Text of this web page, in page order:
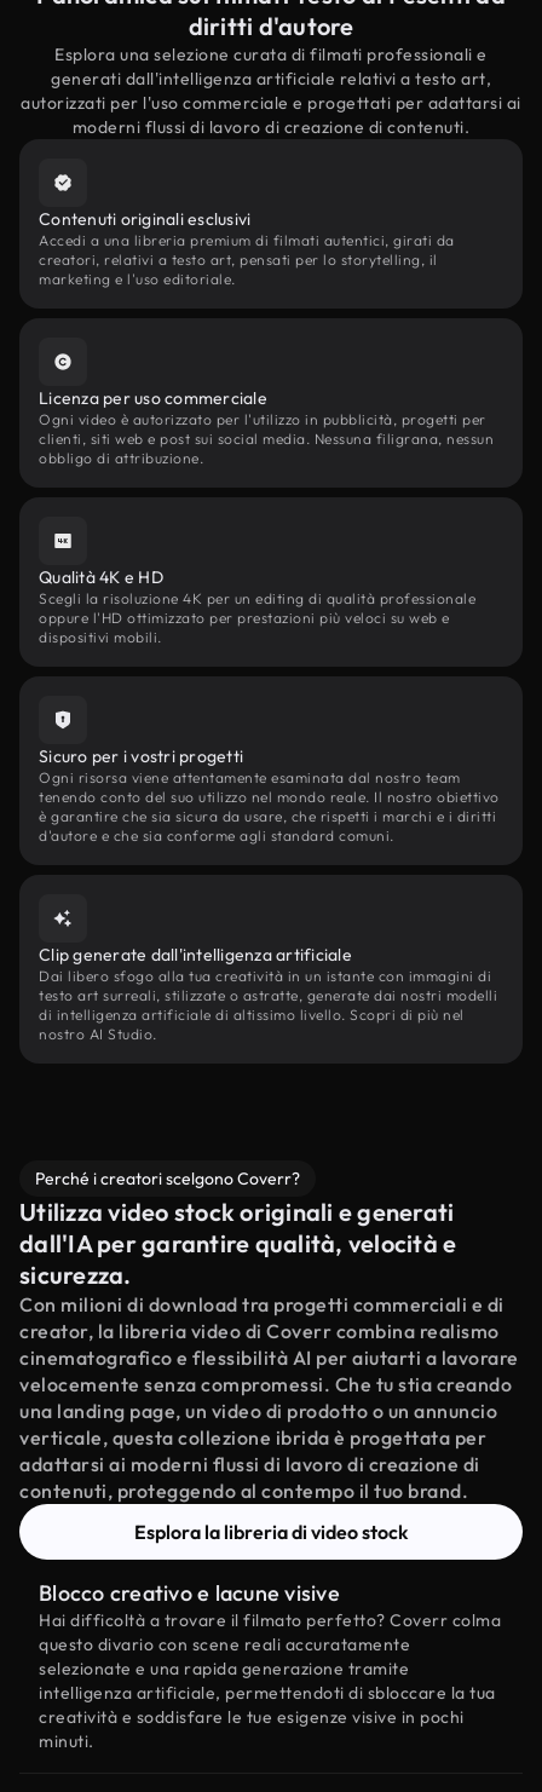
diritti d'autore
Esplora una selezione curata di filmati professionali e
generati dall'intelligenza artificiale relativi a testo art,
autorizzati per l'uso commerciale e progettati per adattarsi ai
moderni flussi di lavoro di creazione di contenuti.
Contenuti originali esclusivi
Accedi a una libreria premium di filmati autentici, girati da
creatori, relativi a testo art, pensati per lo storytelling, il
marketing e l'uso editoriale.
Licenza per uso commerciale
Ogni video è autorizzato per l'utilizzo in pubblicità, progetti per
clienti, siti web e post sui social media. Nessuna filigrana, nessun
obbligo di attribuzione.
Qualità 4K e HD
Scegli la risoluzione 4K per un editing di qualità professionale
oppure l'HD ottimizzato per prestazioni più veloci su web e
dispositivi mobili.
Sicuro per i vostri progetti
Ogni risorsa viene attentamente esaminata dal nostro team
tenendo conto del suo utilizzo nel mondo reale. Il nostro obiettivo
è garantire che sia sicura da usare, che rispetti i marchi e i diritti
d'autore e che sia conforme agli standard comuni.
Clip generate dall'intelligenza artificiale
Dai libero sfogo alla tua creatività in un istante con immagini di
testo art surreali, stilizzate o astratte, generate dai nostri modelli
di intelligenza artificiale di altissimo livello. Scopri di più nel
nostro AI Studio.
Perché i creatori scelgono Coverr?
Utilizza video stock originali e generati
dall'IA per garantire qualità, velocità e
sicurezza.
Con milioni di download tra progetti commerciali e di
creator, la libreria video di Coverr combina realismo
cinematografico e flessibilità AI per aiutarti a lavorare
velocemente senza compromessi. Che tu stia creando
una landing page, un video di prodotto o un annuncio
verticale, questa collezione ibrida è progettata per
adattarsi ai moderni flussi di lavoro di creazione di
contenuti, proteggendo al contempo il tuo brand.
Esplora la libreria di video stock
Blocco creativo e lacune visive
Hai difficoltà a trovare il filmato perfetto? Coverr colma
questo divario con scene reali accuratamente
selezionate e una rapida generazione tramite
intelligenza artificiale, permettendoti di sbloccare la tua
creatività e soddisfare le tue esigenze visive in pochi
minuti.